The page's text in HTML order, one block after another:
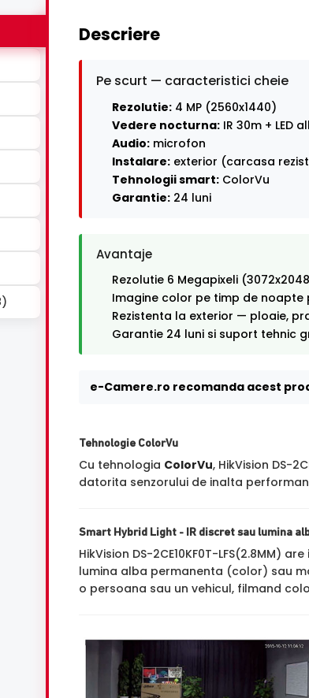
Descriere
Pe scurt — caracteristici cheie
Rezolutie: 4 MP (2560x1440)
Vedere nocturna: IR 30m + LED
Audio: microfon
Instalare: exterior (carcasa
Tehnologii smart: ColorVu
Garantie: 24 luni
Avantaje
Rezolutie 6 Megapixeli
Imagine color pe timp de noapte
Rezistenta la exterior — ploaie,
Garantie 24 luni si suport tehnic
e-Camere.ro recomanda acest
Tehnologie ColorVu
Cu tehnologia ColorVu, HikVision DS-
datorita senzorului de inalta
Smart Hybrid Light - IR discret sau lumina
HikVision DS-2CE10KF0T-LFS(2.8MM)
lumina alba permanenta (color) sau
o persoana sau un vehicul, filmand